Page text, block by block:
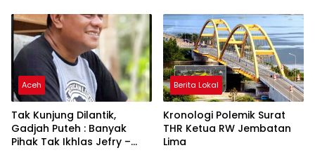
Aceh
Tak Kunjung Dilantik,
Gadjah Puteh : Banyak
Pihak Tak Ikhlas Jefry –
Berita Lokal
Kronologi Polemik Surat
THR Ketua RW Jembatan
Lima